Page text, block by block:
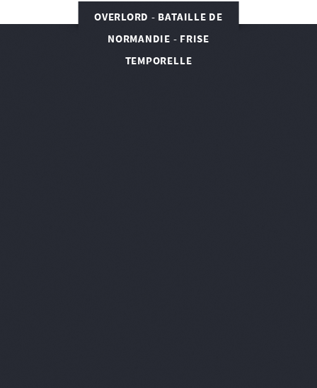
OVERLORD - BATAILLE DE
NORMANDIE - FRISE
TEMPORELLE